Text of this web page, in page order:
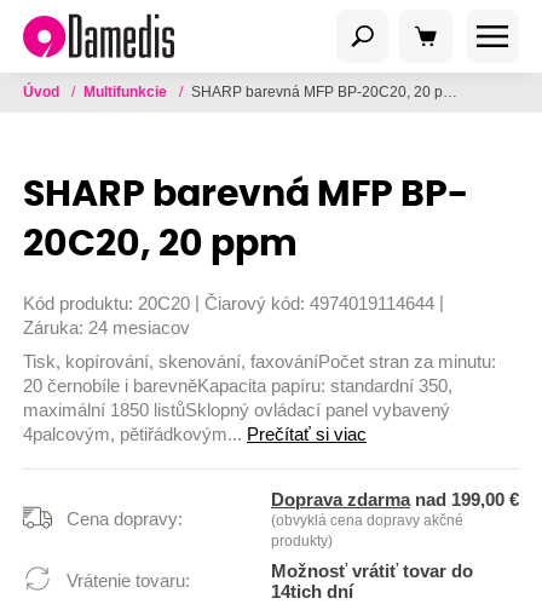
Úvod / Multifunkcie / SHARP barevná MFP BP-20C20, 20 ppm
SHARP barevná MFP BP-
20C20, 20 ppm
Kód produktu: 20C20 Čiarový kód: 4974019114644
Záruka: 24 mesiacov
Tisk, kopírování, skenování, faxováníPočet stran za minutu:
20 černobíle i barevněKapacita papíru: standardní 350,
maximální 1850 listůSklopný ovládací panel vybavený
4palcovým, pětiřádkovým... Prečítať si viac
Cena dopravy:
Doprava zdarmanad 199,00 €
(obvyklá cena dopravy akčné
produkty)
Vrátenie tovaru:
Možnosť vrátiť tovar do
14tich dní